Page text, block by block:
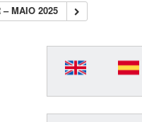
– MAIO 2025